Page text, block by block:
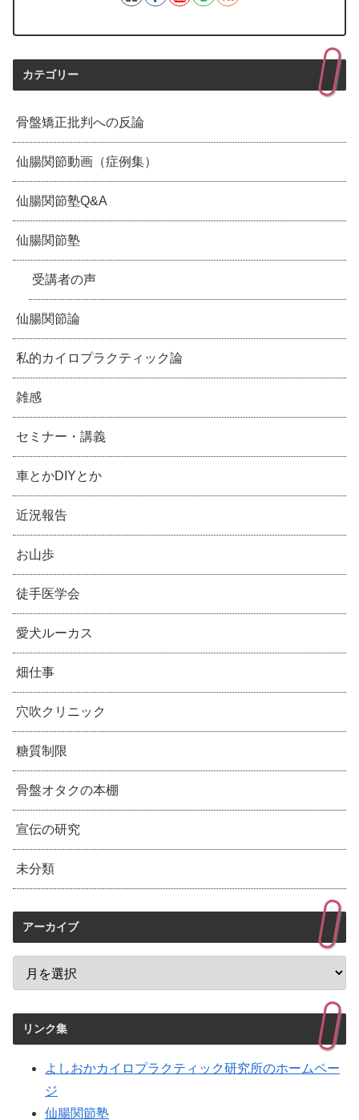
カテゴリー
骨盤矯正批判への反論
仙腸関節動画（症例集）
仙腸関節塾Q&A
仙腸関節塾
受講者の声
仙腸関節論
私的カイロプラクティック論
雑感
セミナー・講義
車とかDIYとか
近況報告
お山歩
徒手医学会
愛犬ルーカス
畑仕事
穴吹クリニック
糖質制限
骨盤オタクの本棚
宣伝の研究
未分類
アーカイブ
リンク集
よしおかカイロプラクティック研究所のホームペー
ジ
仙腸関節塾